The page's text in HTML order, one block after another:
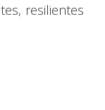
resilientes